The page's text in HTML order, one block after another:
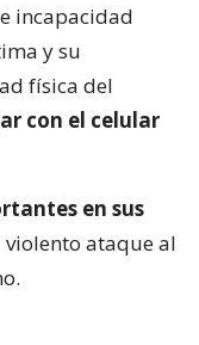
incapacidad
y su
física del
con el celular
en sus
ataque al